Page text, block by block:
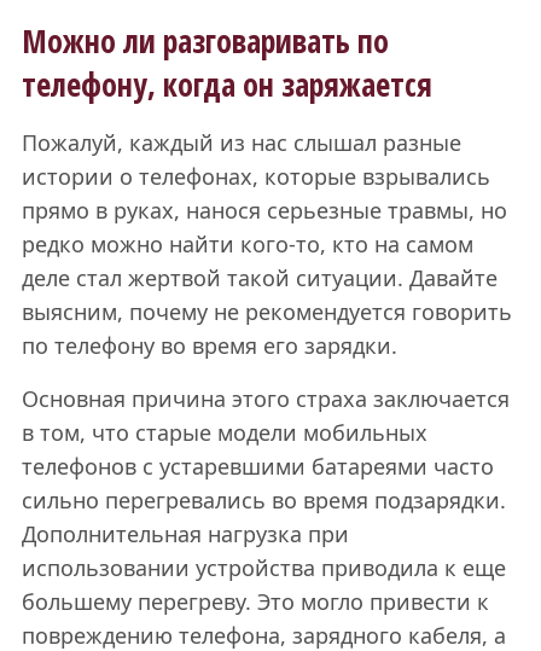
Можно ли разговаривать по
телефону, когда он заряжается
Пожалуй, каждый из нас слышал разные
истории о телефонах, которые взрывались
прямо в руках, нанося серьезные травмы, но
редко можно найти кого-то, кто на самом
деле стал жертвой такой ситуации. Давайте
выясним, почему не рекомендуется говорить
по телефону во время его зарядки.
Основная причина этого страха заключается
в том, что старые модели мобильных
телефонов с устаревшими батареями часто
сильно перегревались во время подзарядки.
Дополнительная нагрузка при
использовании устройства приводила к еще
большему перегреву. Это могло привести к
повреждению телефона, зарядного кабеля, а